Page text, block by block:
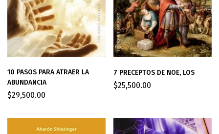
10 PASOS PARA ATRAER LA
ABUNDANCIA
$29,500.00
7 PRECEPTOS DE NOE, LOS
$25,500.00